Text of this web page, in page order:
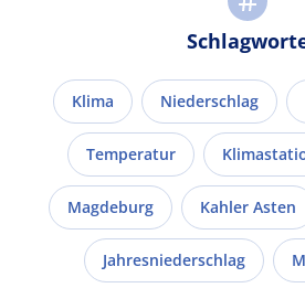
Klima Niederschlag
Temperatur
Magdeburg Kahler Asten
Jahresniederschlag